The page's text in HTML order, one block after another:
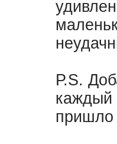
Р.S.
каждый
пришло